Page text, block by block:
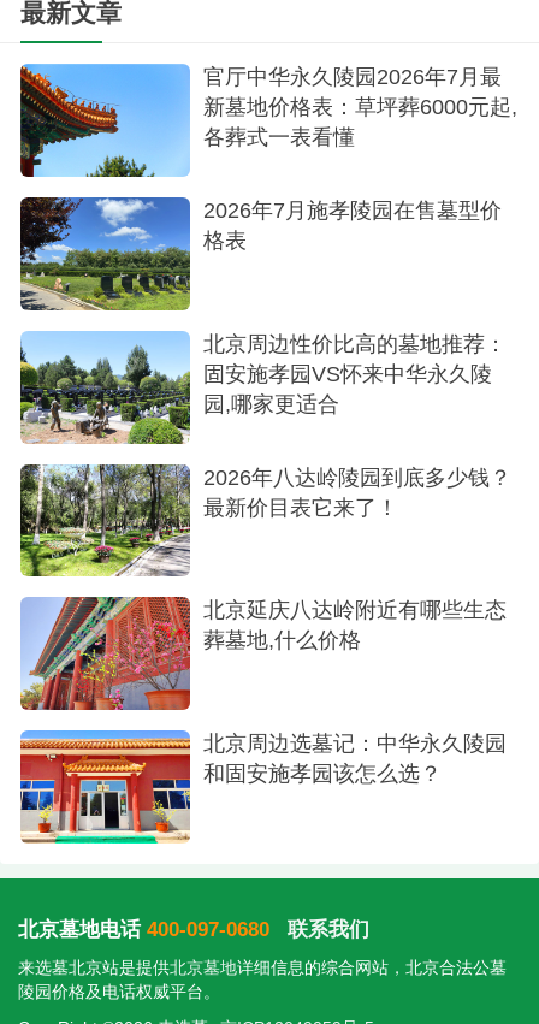
最新文章
官厅中华永久陵园2026年7月最
新墓地价格表：草坪葬6000元起,
各葬式一表看懂
2026年7月施孝陵园在售墓型价
格表
北京周边性价比高的墓地推荐：
固安施孝园VS怀来中华永久陵
园,哪家更适合
2026年八达岭陵园到底多少钱？
最新价目表它来了！
北京延庆八达岭附近有哪些生态
葬墓地,什么价格
北京周边选墓记：中华永久陵园
和固安施孝园该怎么选？
北京墓地电话 400-097-0680 联系我们
来选墓北京站是提供北京墓地详细信息的综合网站，北京合法公墓
陵园价格及电话权威平台。